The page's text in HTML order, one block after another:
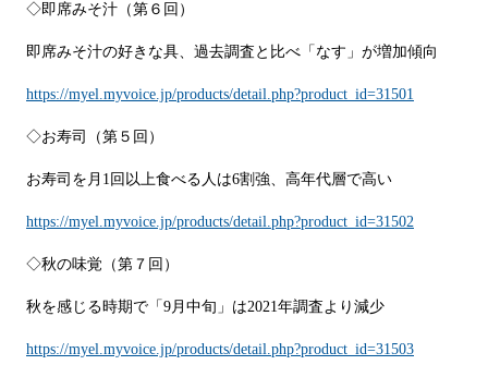
◇即席みそ汁（第６回）
即席みそ汁の好きな具、過去調査と比べ「なす」が増加傾向
https://myel.myvoice.jp/products/detail.php?product_id=31501
◇お寿司（第５回）
お寿司を月1回以上食べる人は6割強、高年代層で高い
https://myel.myvoice.jp/products/detail.php?product_id=31502
◇秋の味覚（第７回）
秋を感じる時期で「9月中旬」は2021年調査より減少
https://myel.myvoice.jp/products/detail.php?product_id=31503